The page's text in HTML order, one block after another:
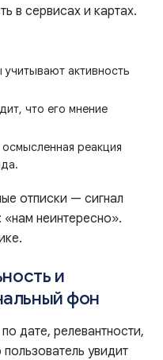
в сервисах и картах.
учитывают активность
что его мнение
реакция
отписки — сигнал
неинтересно».
и
фон
дате, релевантности,
увидит